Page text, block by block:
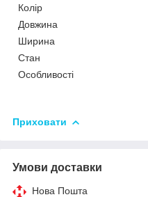
Колір
Довжина
Ширина
Стан
Особливості
Приховати
Умови доставки
Нова Пошта